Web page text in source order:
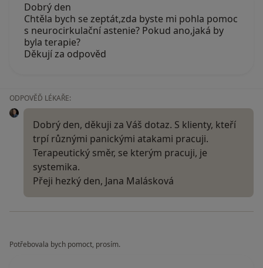
Dobrý den
Chtěla bych se zeptát,zda byste mi pohla pomoc
s neurocirkulační astenie? Pokud ano,jaká by
byla terapie?
Děkují za odpověd
ODPOVĚĎ LÉKAŘE:
Dobrý den, děkuji za Váš dotaz. S klienty, kteří
trpí různými panickými atakami pracuji.
Terapeutický směr, se kterým pracuji, je
systemika.
Přeji hezký den, Jana Malásková
Potřebovala bych pomoct, prosím.